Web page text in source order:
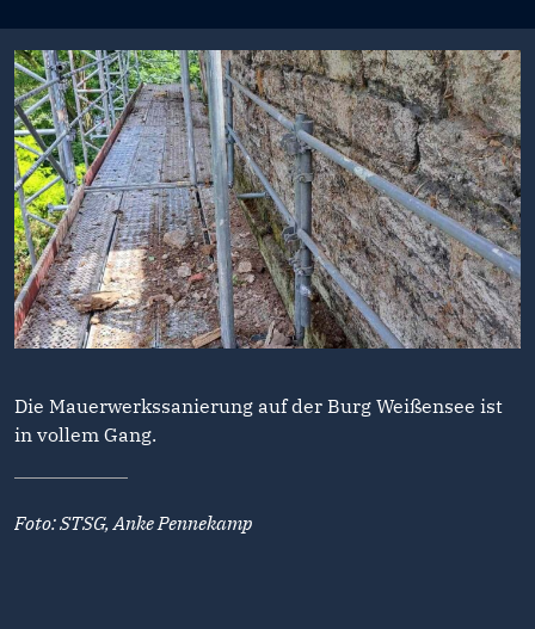
Die Mauerwerkssanierung auf der Burg Weißensee ist
in vollem Gang.
Foto: STSG, Anke Pennekamp